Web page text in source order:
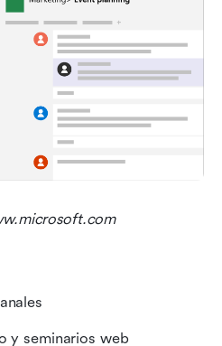
y seminarios web